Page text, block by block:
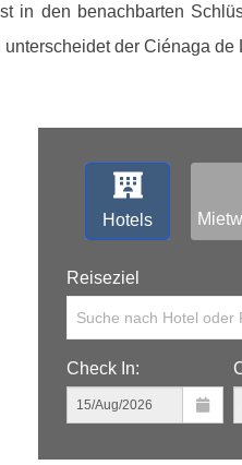
in den benachbarten
unterscheidet der Ciénaga
Hotels
Reiseziel
Suche nach Hotel oder
Check In: